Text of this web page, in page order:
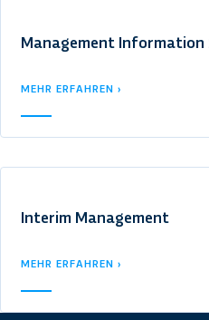
Management Information
MEHR ERFAHREN ›
Interim Management
MEHR ERFAHREN ›